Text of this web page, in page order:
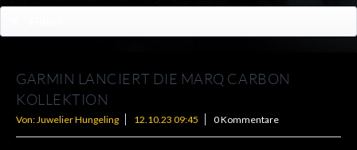
GARMIN LANCIERT DIE MARQ CARBON
KOLLEKTION
Von: Juwelier Hungeling 12.10.23 09:45 0 Kommentare